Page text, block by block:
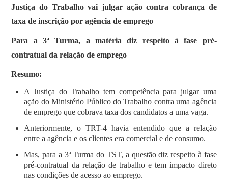
Justiça do Trabalho vai julgar ação contra cobrança de
taxa de inscrição por agência de emprego
Para a 3ª Turma, a matéria diz respeito à fase pré-
contratual da relação de emprego
Resumo:
A Justiça do Trabalho tem competência para julgar uma
ação do Ministério Público do Trabalho contra uma agência
de emprego que cobrava taxa dos candidatos a uma vaga.
Anteriormente, o TRT-4 havia entendido que a relação
entre a agência e os clientes era comercial e de consumo.
Mas, para a 3ª Turma do TST, a questão diz respeito à fase
pré-contratual da relação de trabalho e tem impacto direto
nas condições de acesso ao emprego.